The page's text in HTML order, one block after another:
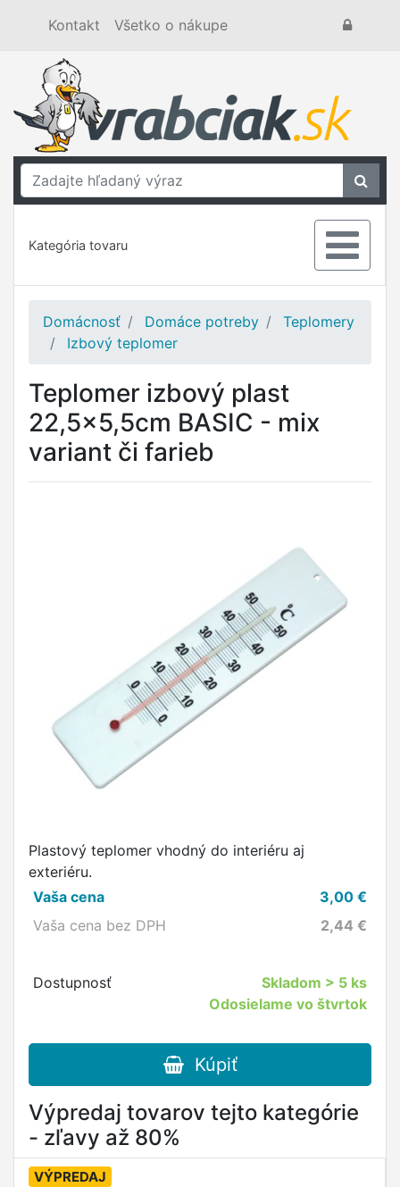
Kontakt Všetko o nákupe
Kategória tovaru
Domácnosť Domáce potreby
Teplomery
Izbový teplomer
Teplomer izbový plast
22,5x5,5cm BASIC - mix
variant či farieb
Plastový teplomer vhodný do interiéru aj
exteriéru.
Vaša cena
3,00 €
Vaša cena bez DPH
2,44 €
Dostupnosť Skladom > 5 ks
Odosielame vo štvrtok
Kúpiť
Výpredaj tovarov tejto kategórie
- zľavy až 80%
VÝPREDAJ